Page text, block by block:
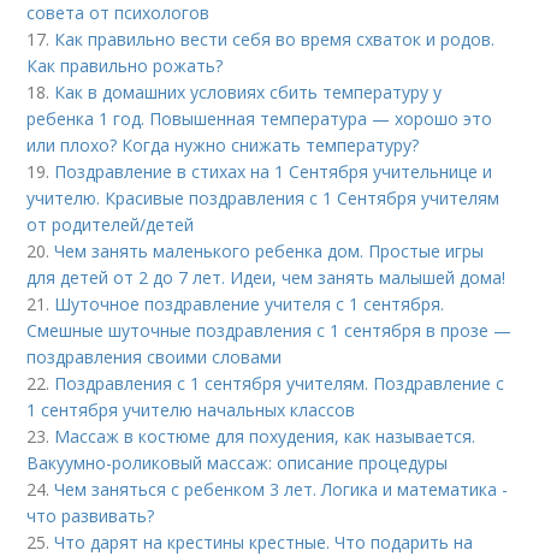
совета от психологов
17. Как правильно вести себя во время схваток и родов.
Как правильно рожать?
18. Как в домашних условиях сбить температуру у
ребенка 1 год. Повышенная температура — хорошо это
или плохо? Когда нужно снижать температуру?
19. Поздравление в стихах на 1 Сентября учительнице и
учителю. Красивые поздравления с 1 Сентября учителям
от родителей/детей
20.Чем занять маленького ребенка дом. Простые игры
для детей от 2 до 7 лет. Идеи, чем занять малышей дома!
21. Шуточное поздравление учителя с 1 сентября.
Смешные шуточные поздравления с 1 сентября в прозе —
поздравления своими словами
22. Поздравления с 1 сентября учителям. Поздравление с
1 сентября учителю начальных классов
23. Массаж в костюме для похудения, как называется.
Вакуумно-роликовый массаж: описание процедуры
24.Чем заняться с ребенком 3 лет. Логика и математика -
что развивать?
25.Что дарят на крестины крестные. Что подарить на